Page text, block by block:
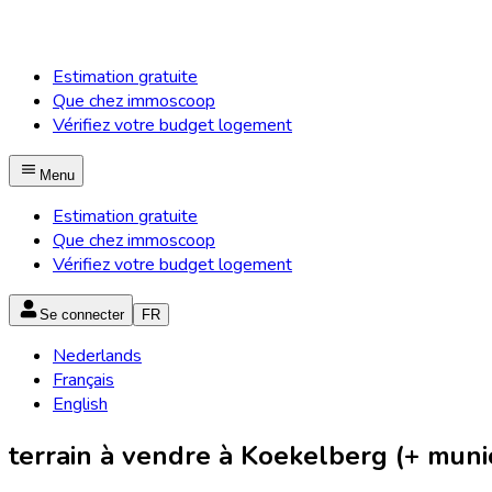
Estimation gratuite
Que chez immoscoop
Vérifiez votre budget logement
Menu
Estimation gratuite
Que chez immoscoop
Vérifiez votre budget logement
Se connecter FR
Nederlands
Français
English
terrain à vendre à Koekelberg (+